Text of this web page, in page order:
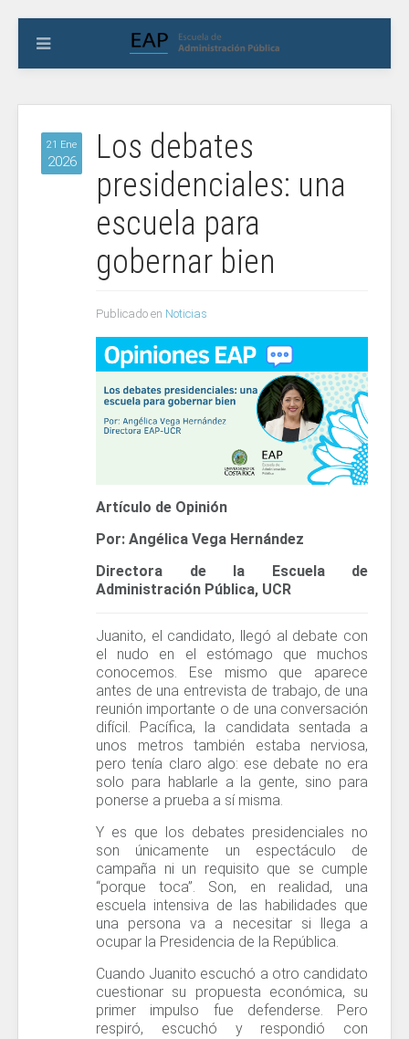
21 Ene
2026
Los debates
presidenciales: una
escuela para
gobernar bien
Publicado en Noticias
Artículo de Opinión
Por: Angélica Vega Hernández
Directora de la Escuela de
Administración Pública, UCR
Juanito, el candidato, llegó al debate con
el nudo en el estómago que muchos
conocemos. Ese mismo que aparece
antes de una entrevista de trabajo, de una
reunión importante o de una conversación
difícil. Pacífica, la candidata sentada a
unos metros también estaba nerviosa,
pero tenía claro algo: ese debate no era
solo para hablarle a la gente, sino para
ponerse a prueba a sí misma.
Y es que los debates presidenciales no
son únicamente un espectáculo de
campaña ni un requisito que se cumple
“porque toca”. Son, en realidad, una
escuela intensiva de las habilidades que
una persona va a necesitar si llega a
ocupar la Presidencia de la República.
Cuando Juanito escuchó a otro candidato
cuestionar su propuesta económica, su
primer impulso fue defenderse. Pero
respiró, escuchó y respondió con